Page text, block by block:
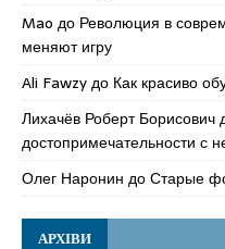
Mao до Революция в
меняют игру
Ali Fawzyдо Как красиво
Лихачёв Роберт Борисович
достопримечательности с
Олег Наронин доСтарые
АРХІВИ